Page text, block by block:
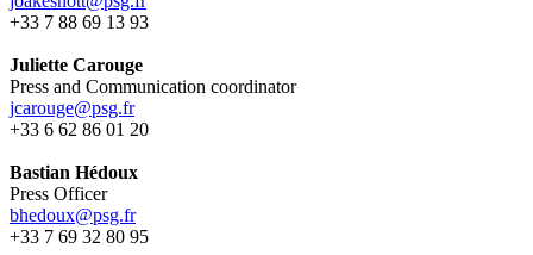
+33 7 88 69 13 93
Juliette Carouge
Press and Communication coordinator
jcarouge@psg.fr
+33 6 62 86 01 20
Bastian Hédoux
Press Officer
bhedoux@psg.fr
+33 7 69 32 80 95